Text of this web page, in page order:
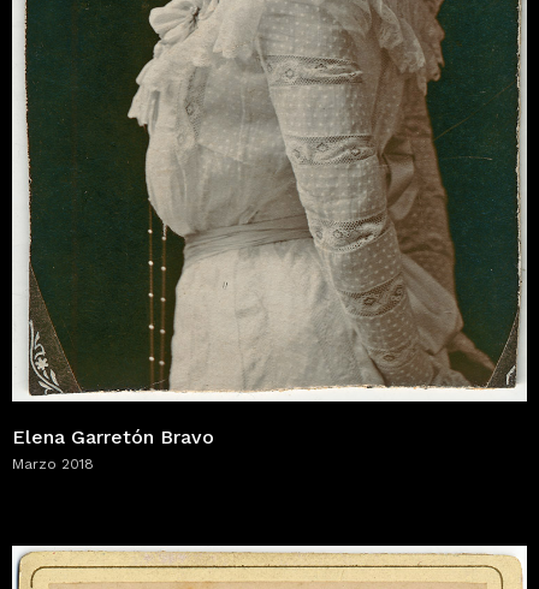
Elena Garretón Bravo
Marzo 2018